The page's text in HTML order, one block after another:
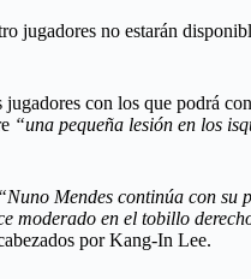
jugadores no estarán
con los que podrá
“una pequeña lesión en los
“Nuno Mendes continúa con su
moderado en el tobillo
por Kang-In Lee.